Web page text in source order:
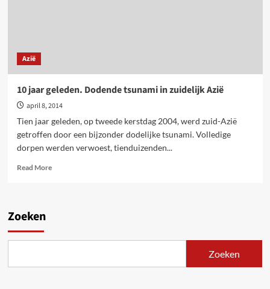
Azië
10 jaar geleden. Dodende tsunami in zuidelijk Azië
april 8, 2014
Tien jaar geleden, op tweede kerstdag 2004, werd zuid-Azië
getroffen door een bijzonder dodelijke tsunami. Volledige
dorpen werden verwoest, tienduizenden...
Read MoreRead
zuidelijk
Zoeken
Zoeken